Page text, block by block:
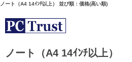
ノート（A4 14ｲﾝﾁ以上） 並び順：価格(高い順)
ノート（A4 14ｲﾝﾁ以上）